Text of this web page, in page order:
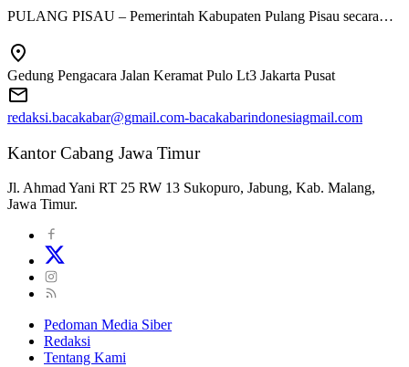
PULANG PISAU – Pemerintah Kabupaten Pulang Pisau secara…
Gedung Pengacara Jalan Keramat Pulo Lt3 Jakarta Pusat
redaksi.bacakabar@gmail.com-bacakabarindonesiagmail.com
Kantor Cabang Jawa Timur
Jl. Ahmad Yani RT 25 RW 13 Sukopuro, Jabung, Kab. Malang,
Jawa Timur.
Pedoman Media Siber
Redaksi
Tentang Kami